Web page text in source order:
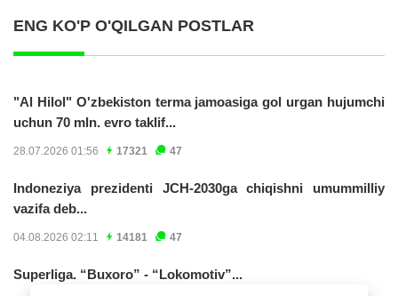
ENG KO'P O'QILGAN POSTLAR
"Al Hilol" O'zbekiston terma jamoasiga gol urgan hujumchi
uchun 70 mln. evro taklif...
28.07.2026 01:56 17321 47
Indoneziya prezidenti JCH-2030ga chiqishni umummilliy
vazifa deb...
04.08.2026 02:11 14181 47
Superliga. “Buxoro” - “Lokomotiv”...